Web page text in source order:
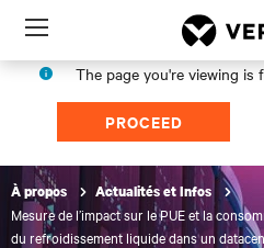
Menu
The page you're viewing is
PROCEED
À propos Actualités et Infos
Mesure de l’impact sur le PUE et la
du refroidissement liquide dans un